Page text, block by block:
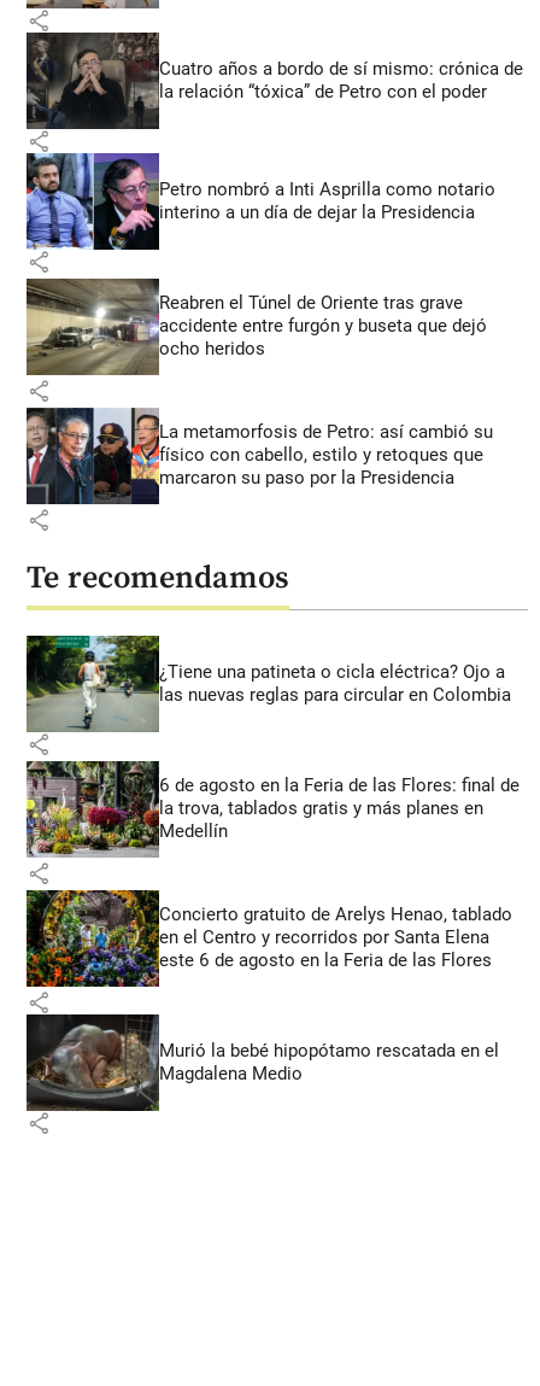
share
Cuatro años a bordo de sí mismo: crónica de
la relación “tóxica” de Petro con el poder
share
Petro nombró a Inti Asprilla como notario
interino a un día de dejar la Presidencia
share
Reabren el Túnel de Oriente tras grave
accidente entre furgón y buseta que dejó
ocho heridos
share
La metamorfosis de Petro: así cambió su
físico con cabello, estilo y retoques que
marcaron su paso por la Presidencia
share
Te recomendamos
¿Tiene una patineta o cicla eléctrica? Ojo a
las nuevas reglas para circular en Colombia
share
6 de agosto en la Feria de las Flores: final de
la trova, tablados gratis y más planes en
Medellín
share
Concierto gratuito de Arelys Henao, tablado
en el Centro y recorridos por Santa Elena
este 6 de agosto en la Feria de las Flores
share
Murió la bebé hipopótamo rescatada en el
Magdalena Medio
share